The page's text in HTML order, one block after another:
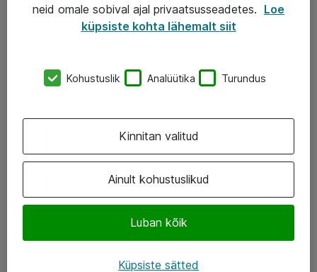
+372 659 3591
Järvevana tee 7b, 10112 Tallinn
Facebook
neid omale sobival ajal privaatsusseadetes. Loe
küpsiste kohta lähemalt siit
Kohustuslik Analüütika Turundus
Ainult kohustuslikud
Luban kõik
Kinnitan valitud
Küpsiste sätted